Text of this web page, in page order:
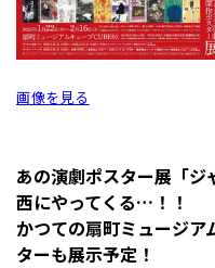
画像を見る
あの演劇ポスター展「
西にやってくる…！！
かつての扇町ミュージア
ターも展示予定！